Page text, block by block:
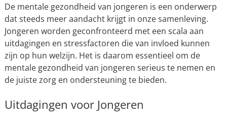
De mentale gezondheid van jongeren is een onderwerp
dat steeds meer aandacht krijgt in onze samenleving.
Jongeren worden geconfronteerd met een scala aan
uitdagingen en stressfactoren die van invloed kunnen
zijn op hun welzijn. Het is daarom essentieel om de
mentale gezondheid van jongeren serieus te nemen en
de juiste zorg en ondersteuning te bieden.
Uitdagingen voor Jongeren